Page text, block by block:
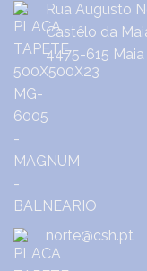
Rua Augusto
Castêlo da
4475-615 Maia
norte@csh.pt